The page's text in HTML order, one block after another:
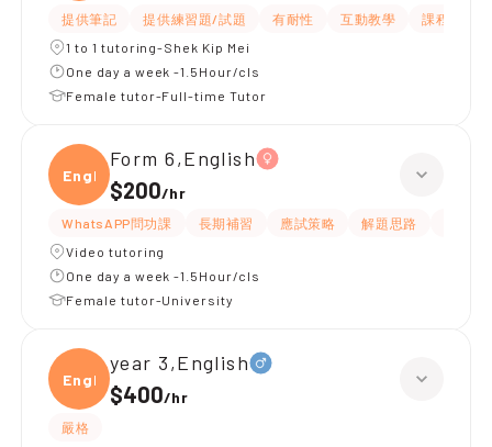
提供筆記 提供練習題/試題 有耐性 互動教學
課程設計
1 to 1 tutoring-Shek Kip Mei
One day a week -1.5Hour/cls
Female tutor-Full-time Tutor
Engli
Form 6,English
$200/hr
WhatsAPP問功課 長期補習 應試策略 解題思路
Video tutoring
One day a week -1.5Hour/cls
Female tutor-University
Engli
year 3,English
$400/hr
嚴格